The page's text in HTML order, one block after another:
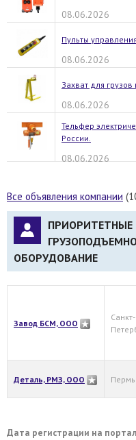
08.06.2026
Пульты
08.06.2026
Захват для
08.06.2026
Тельфер
России.
08.06.2026
Все объявления компании
ОБОРУДОВАНИЕ
Завод БСМ, ООО
Санкт-
Деталь, РМЗ, ООО Пермь
Дата регистрации на